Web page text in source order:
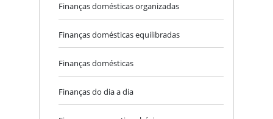
Finanças domésticas organizadas
Finanças domésticas equilibradas
Finanças domésticas
Finanças do dia a dia